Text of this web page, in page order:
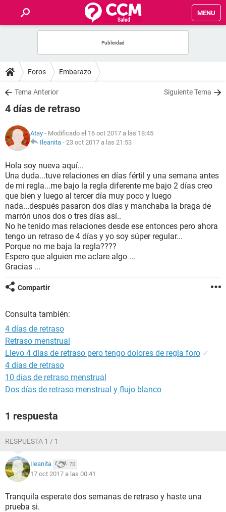
MENU
FOROS
SALUD
NUTRICIÓN
BIENESTAR
SEXUALIDAD
GLOSARIO
Foros Embarazo
Tema Anterior Siguiente Tema
4 días de retraso
Atay - Modificado el 16 oct 2017 a las 18:45
Ileanita - 23 oct 2017 a las 21:53
Hola soy nueva aquí...
Una duda...tuve relaciones en días fértil y una semana antes
de mi regla...me bajo la regla diferente me bajo 2 días creo
que bien y luego al tercer día muy poco y luego
nada...después pasaron dos días y manchaba la braga de
marrón unos dos o tres días así..
No he tenido mas relaciones desde ese entonces pero ahora
tengo un retraso de 4 días y yo soy súper regular...
Porque no me baja la regla????
Espero que alguien me aclare algo ...
Gracias ...
Compartir
Consulta también:
4 días de retraso
Retraso menstrual
Llevo 4 dias de retraso pero tengo dolores de regla foro ✓
4 dias de retraso
10 dias de retraso menstrual
Dos días de retraso menstrual y flujo blanco
1 respuesta
RESPUESTA 1 / 1
Ileanita 70
17 oct 2017 a las 00:41
Tranquila esperate dos semanas de retraso y haste una
prueba si.